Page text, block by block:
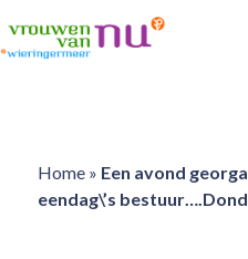
Home» Een avond
eendag\’s